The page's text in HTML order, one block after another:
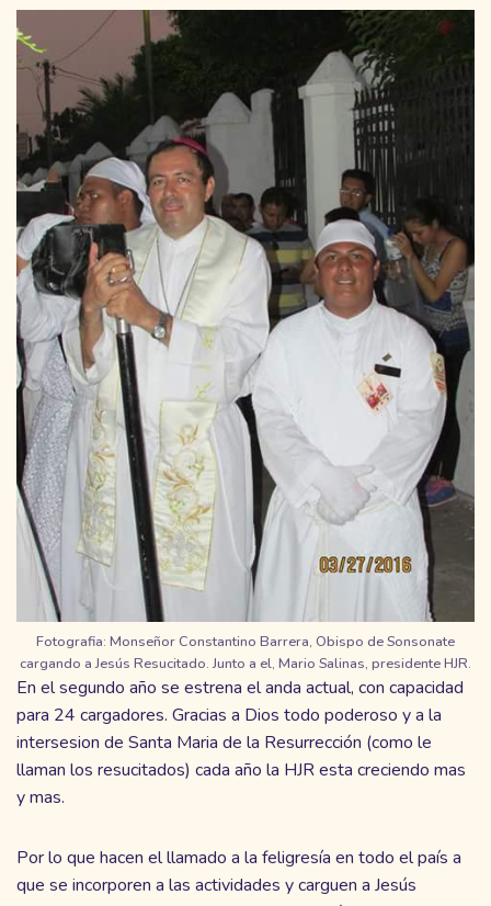
Fotografia: Monseñor Constantino Barrera, Obispo de Sonsonate
cargando a Jesús Resucitado. Junto a el, Mario Salinas, presidente HJR.
En el segundo año se estrena el anda actual, con capacidad
para 24 cargadores. Gracias a Dios todo poderoso y a la
intersesion de Santa Maria de la Resurrección (como le
llaman los resucitados) cada año la HJR esta creciendo mas
y mas.
Por lo que hacen el llamado a la feligresía en todo el país a
que se incorporen a las actividades y carguen a Jesús